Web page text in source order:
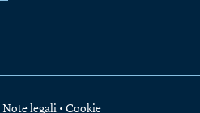
Note legali • Cookie